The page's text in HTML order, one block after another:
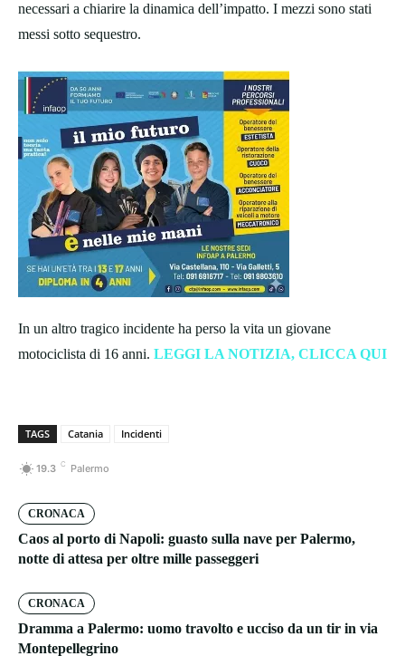
necessari a chiarire la dinamica dell’impatto. I mezzi sono stati
messi sotto sequestro.
In un altro tragico incidente ha perso la vita un giovane
motociclista di 16 anni. LEGGI LA NOTIZIA, CLICCA QUI
TAGS Catania Incidenti
19.3 C Palermo
CRONACA
Caos al porto di Napoli: guasto sulla nave per Palermo,
notte di attesa per oltre mille passeggeri
CRONACA
Dramma a Palermo: uomo travolto e ucciso da un tir in via
Montepellegrino